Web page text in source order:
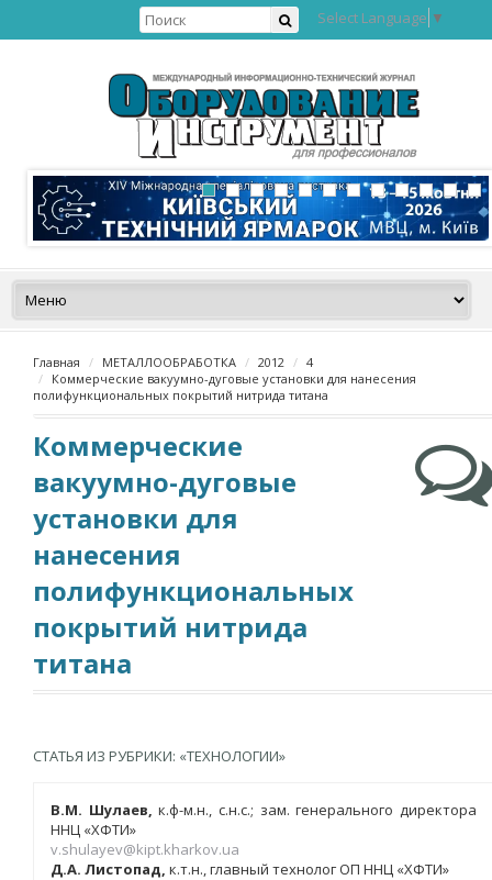
Select Language ▼
Главная МЕТАЛЛООБРАБОТКА 2012
4
Коммерческие вакуумно-дуговые установки для нанесения
полифункциональных покрытий нитрида титана
Коммерческие
вакуумно-дуговые
установки для
нанесения
полифункциональных
покрытий нитрида
титана
СТАТЬЯ ИЗ РУБРИКИ: «ТЕХНОЛОГИИ»
В.М. Шулаев, к.ф-м.н., с.н.с.; зам. генерального директора
ННЦ «ХФТИ»
v.shulayev@kipt.kharkov.ua
Д.А. Листопад, к.т.н., главный технолог ОП ННЦ «ХФТИ»